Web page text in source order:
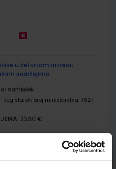
fizike u četvrtom razredu
sadržajima
Sambolek
Registarski broj ministarstva: 7621
23,60 €